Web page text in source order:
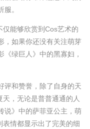
。
能够欣赏到Cos艺术的
，如果你还没有关注萌芽
《绿巨人》中的黑寡妇，
评和赞誉，除了自身的天
，无论是普普通通的人
说》中的萨菲亚公主，萌
情都显示出了完美的细